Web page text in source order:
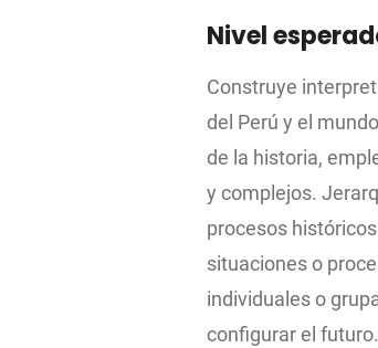
Nivel
Construye
del Perú y el
de la historia,
y complejos.
procesos
situaciones o
individuales o
configurar el